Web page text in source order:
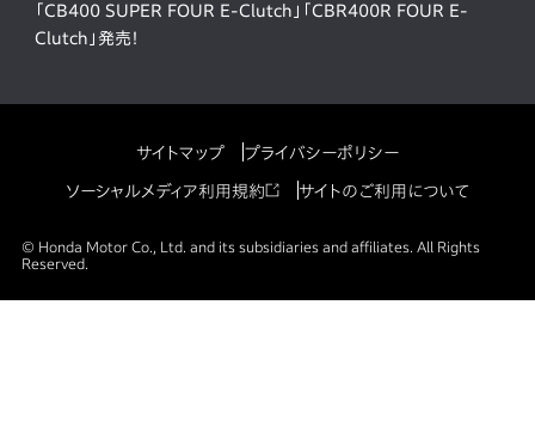
「CB400 SUPER FOUR E-Clutch」「CBR400R FOUR E-
Clutch」発売！
サイトマップ プライバシーポリシー
ソーシャルメディア利用規約 サイトのご利用について
© Honda Motor Co., Ltd. and its subsidiaries and affiliates. All Rights
Reserved.